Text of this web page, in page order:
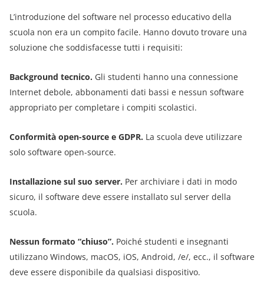
L’introduzione del software nel processo educativo della
scuola non era un compito facile. Hanno dovuto trovare una
soluzione che soddisfacesse tutti i requisiti:
Background tecnico. Gli studenti hanno una connessione
Internet debole, abbonamenti dati bassi e nessun software
appropriato per completare i compiti scolastici.
Conformità open-source e GDPR. La scuola deve utilizzare
solo software open-source.
Installazione sul suo server. Per archiviare i dati in modo
sicuro, il software deve essere installato sul server della
scuola.
Nessun formato “chiuso”. Poiché studenti e insegnanti
utilizzano Windows, macOS, iOS, Android, /e/, ecc., il software
deve essere disponibile da qualsiasi dispositivo.